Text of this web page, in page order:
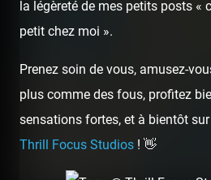
300 km
200 mi
la légèreté de mes petits posts «
petit chez moi ».
Prenez soin de vous, amusez-
plus comme des fous, profitez
sensations fortes, et à bientôt sur
Thrill Focus Studios ! 👋